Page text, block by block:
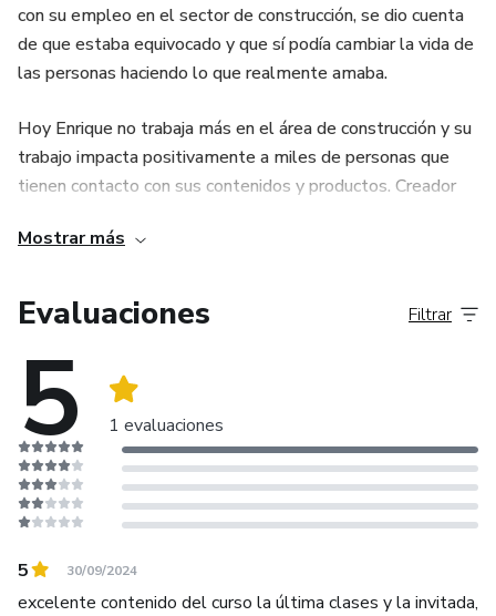
con su empleo en el sector de construcción, se dio cuenta
de que estaba equivocado y que sí podía cambiar la vida de
las personas haciendo lo que realmente amaba.
Hoy Enrique no trabaja más en el área de construcción y su
trabajo impacta positivamente a miles de personas que
tienen contacto con sus contenidos y productos. Creador
Reprográmate Rápido, ayuda a todo el mundo que desea
cambio de pensamiento.
Ahora Enrique logra dedicarse a lo que ama, prestar un
servicio al mundo ayudando a las personas a alcanzar sus
objetivos y crear un estilo de vida increíble, viviendo la vida
que siempre soñó.
Mostrar más
Evaluaciones
5 1 evaluaciones
Filtrar
5 30/09/2024
excelente contenido del curso la última clases y la invitada,